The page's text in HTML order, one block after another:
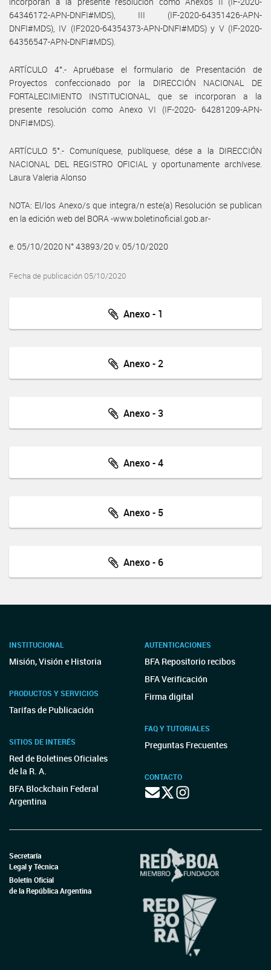
64346172-APN-DNFI#MDS), III (IF-2020-64351426-APN-
DNFI#MDS), IV (IF2020-64354373-APN-DNFI#MDS) y V (IF-2020-
64356547-APN-DNFI#MDS).
ARTÍCULO 4°.- Apruébase el formulario de Presentación de
Proyectos confeccionado por la DIRECCIÓN NACIONAL DE
FORTALECIMIENTO INSTITUCIONAL, que se incorporan a la
presente resolución como Anexo VI (IF-2020- 64281209-APN-
DNFI#MDS).
ARTÍCULO 5°.- Comuníquese, publíquese, dése a la DIRECCIÓN
NACIONAL DEL REGISTRO OFICIAL y oportunamente archívese.
Laura Valeria Alonso
NOTA: El/los Anexo/s que integra/n este(a) Resolución se publican
en la edición web del BORA -www.boletinoficial.gob.ar-
e. 05/10/2020 N° 43893/20 v. 05/10/2020
Fecha de publicación 05/10/2020
Anexo - 1
Anexo - 2
Anexo - 3
Anexo - 4
Anexo - 5
Anexo - 6
INSTITUCIONAL
Misión, Visión e Historia
PRODUCTOS Y SERVICIOS
Tarifas de Publicación
SITIOS DE INTERÉS
Red de Boletines Oficiales
de la R. A.
BFA Blockchain Federal
Argentina
AUTENTICACIONES
BFA Repositorio recibos
BFA Verificación
Firma digital
FAQ Y TUTORIALES
Preguntas Frecuentes
CONTACTO
Secretaría
Legal y Técnica
Boletín Oficial
de la República Argentina